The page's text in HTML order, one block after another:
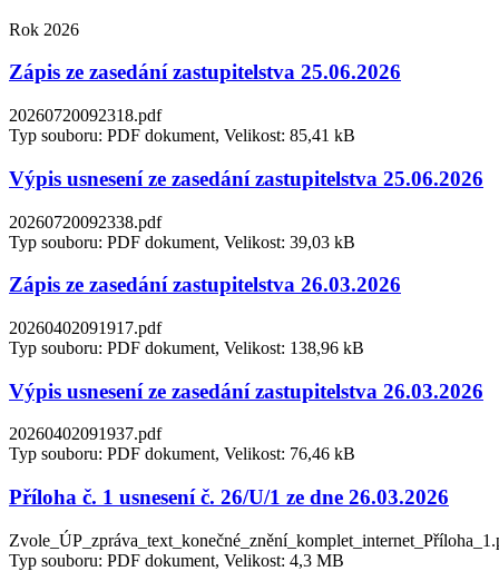
Rok 2026
Zápis ze zasedání zastupitelstva 25.06.2026
20260720092318.pdf
Typ souboru: PDF dokument, Velikost: 85,41 kB
Výpis usnesení ze zasedání zastupitelstva 25.06.2026
20260720092338.pdf
Typ souboru: PDF dokument, Velikost: 39,03 kB
Zápis ze zasedání zastupitelstva 26.03.2026
20260402091917.pdf
Typ souboru: PDF dokument, Velikost: 138,96 kB
Výpis usnesení ze zasedání zastupitelstva 26.03.2026
20260402091937.pdf
Typ souboru: PDF dokument, Velikost: 76,46 kB
Příloha č. 1 usnesení č. 26/U/1 ze dne 26.03.2026
Typ souboru: PDF dokument, Velikost: 4,3 MB